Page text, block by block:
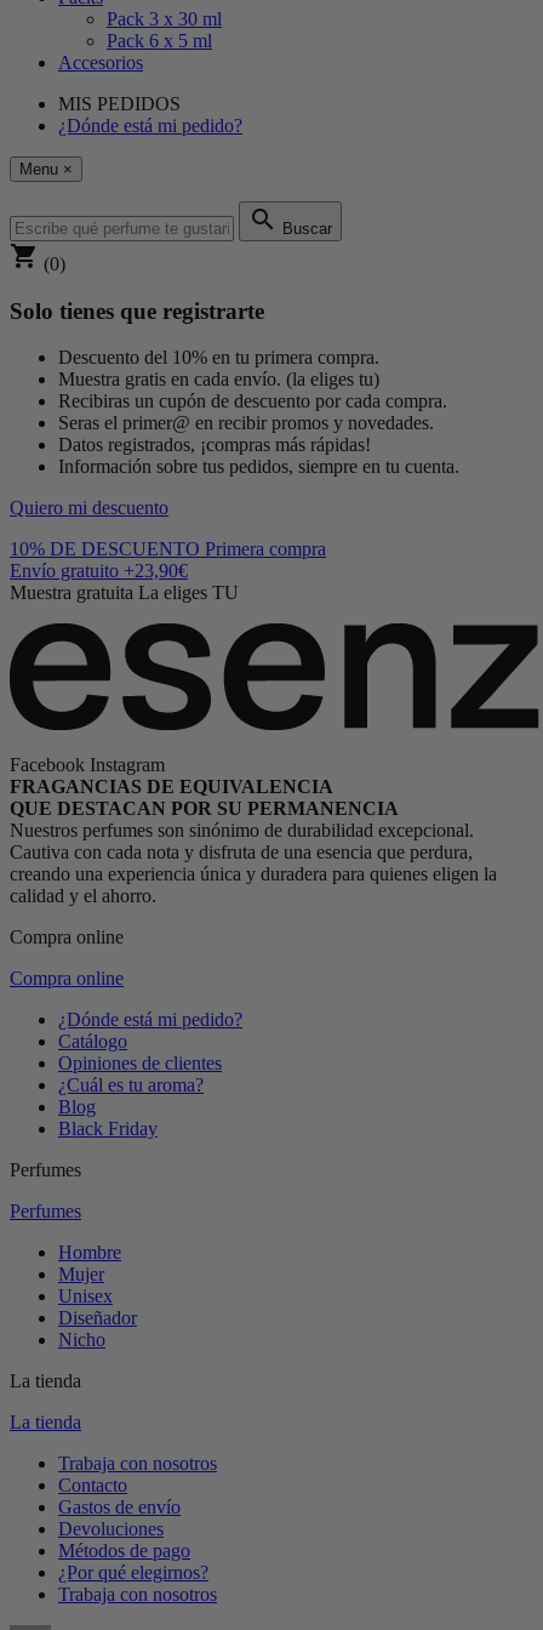
Pack 3 x 30 ml
Pack 6 x 5 ml
Accesorios
MIS PEDIDOS
¿Dónde está mi pedido?
Menu ×
search Buscar
shopping_cart (0)
Solo tienes que registrarte
Descuento del 10% en tu primera compra.
Muestra gratis en cada envío. (la eliges tu)
Recibiras un cupón de descuento por cada compra.
Seras el primer@ en recibir promos y novedades.
Datos registrados, ¡compras más rápidas!
Información sobre tus pedidos, siempre en tu cuenta.
Quiero mi descuento
10% DE DESCUENTO Primera compra
Envío gratuito +23,90€
Muestra gratuita La eliges TU
Facebook Instagram
FRAGANCIAS DE EQUIVALENCIA
QUE DESTACAN POR SU PERMANENCIA
Nuestros perfumes son sinónimo de durabilidad excepcional.
Cautiva con cada nota y disfruta de una esencia que perdura,
creando una experiencia única y duradera para quienes eligen la
calidad y el ahorro.
Compra online
Compra online
¿Dónde está mi pedido?
Catálogo
Opiniones de clientes
¿Cuál es tu aroma?
Blog
Black Friday
Perfumes
Perfumes
Hombre
Mujer
Unisex
Diseñador
Nicho
La tienda
La tienda
Trabaja con nosotros
Contacto
Gastos de envío
Devoluciones
Métodos de pago
¿Por qué elegirnos?
Trabaja con nosotros